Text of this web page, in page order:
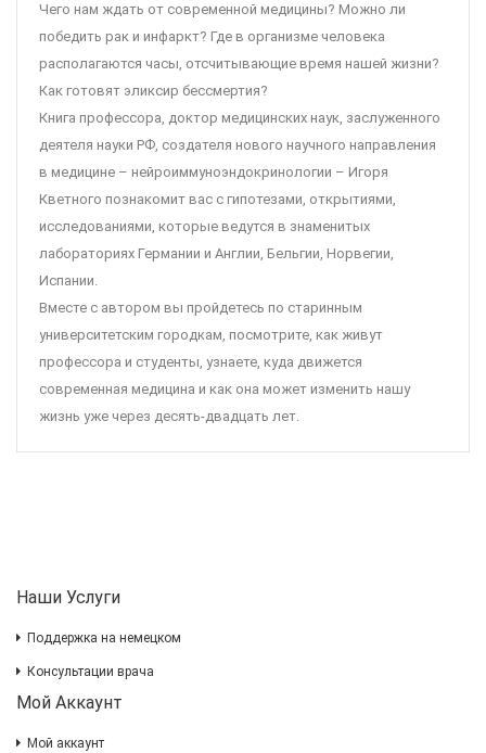
Чего нам ждать от современной медицины? Можно ли
победить рак и инфаркт? Где в организме человека
располагаются часы, отсчитывающие время нашей жизни?
Как готовят эликсир бессмертия?
Книга профессора, доктор медицинских наук, заслуженного
деятеля науки РФ, создателя нового научного направления
в медицине – нейроиммуноэндокринологии – Игоря
Кветного познакомит вас с гипотезами, открытиями,
исследованиями, которые ведутся в знаменитых
лабораториях Германии и Англии, Бельгии, Норвегии,
Испании.
Вместе с автором вы пройдетесь по старинным
университетским городкам, посмотрите, как живут
профессора и студенты, узнаете, куда движется
современная медицина и как она может изменить нашу
жизнь уже через десять-двадцать лет.
Наши Услуги
Поддержка на немецком
Консультации врача
Мой Аккаунт
Мой аккаунт